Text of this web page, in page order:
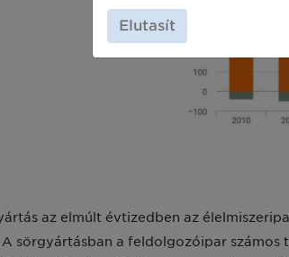
az elmúlt évtizedben az
A sörgyártásban a feldolgozóipar
Elutasít